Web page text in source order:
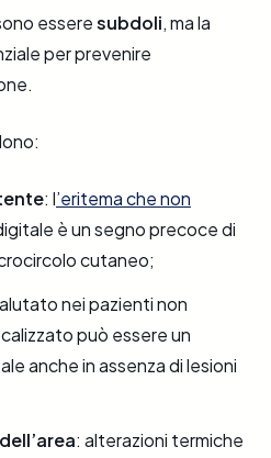
esseresubdoli, ma la
per prevenire
: l’eritema che non
è un segno precoce di
cutaneo;
nei pazienti non
può essere un
anche in assenza di lesioni
: alterazioni termiche